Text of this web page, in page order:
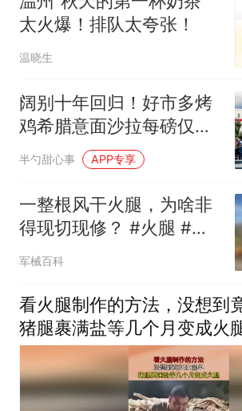
太火爆！排队太夸张！
温晓生
阔别十年回归！好市多烤
鸡希腊意面沙拉每磅仅
4.99美元
半勺甜心事 APP专享
一整根风干火腿，为啥非
得现切现修？ #火腿 #风
干火腿
军械百科
看火腿制作的方法，没想到
猪腿裹满盐等几个月变成火